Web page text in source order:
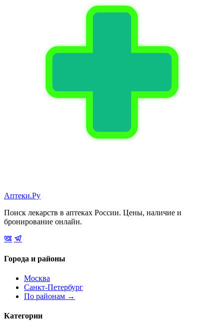
Аптеки.Ру
Поиск лекарств в аптеках России. Цены, наличие и
бронирование онлайн.
Города и районы
Москва
Санкт-Петербург
По районам →
Категории